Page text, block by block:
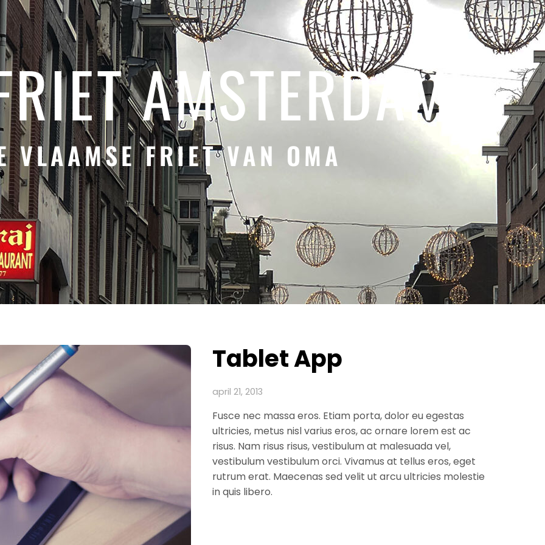
AMSTERDAM
VLAAMSE FRIET VAN OMA
Tablet App
april 21, 2013
Fusce nec massa eros. Etiam porta, dolor eu egestas
ultricies, metus nisl varius eros, ac ornare lorem est ac
risus. Nam risus risus, vestibulum at malesuada vel,
vestibulum vestibulum orci. Vivamus at tellus eros, eget
rutrum erat. Maecenas sed velit ut arcu ultricies molestie
in quis libero.